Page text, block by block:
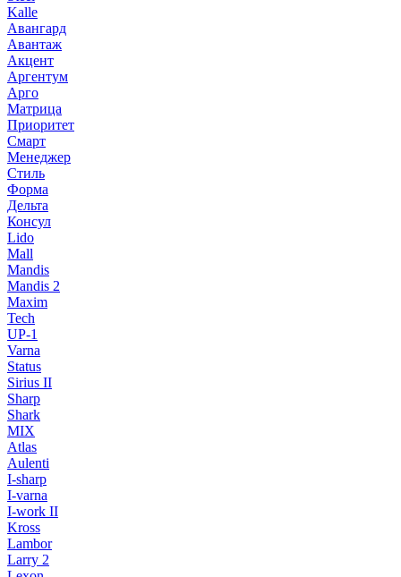
Kalle
Авангард
Авантаж
Акцент
Аргентум
Арго
Матрица
Приоритет
Смарт
Менеджер
Стиль
Форма
Дельта
Консул
Lido
Mall
Mandis
Mandis 2
Maxim
Tech
UP-1
Varna
Status
Sirius II
Sharp
Shark
MIX
Atlas
Aulenti
I-sharp
I-varna
I-work II
Kross
Lambor
Larry 2